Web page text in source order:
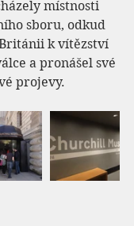
místnosti
sboru, odkud
k vítězství
a pronášel své
projevy.